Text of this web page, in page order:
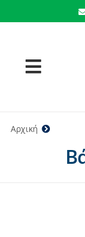
στο
Toggle
Προϊόντα
Αρχική